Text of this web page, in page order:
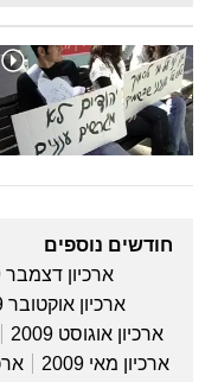
חודשים נוספים
ארכיון דצמבר 2009
ארכיון אוקטובר 2009
ארכיון אוגוסט 2009
ארכיון מאי 2009